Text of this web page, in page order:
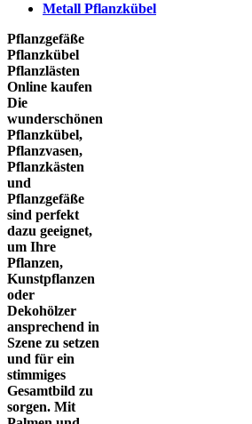
Metall Pflanzkübel
Pflanzgefäße
Pflanzkübel
Pflanzlästen
Online kaufen
Die
wunderschönen
Pflanzkübel,
Pflanzvasen,
Pflanzkästen
und
Pflanzgefäße
sind perfekt
dazu geeignet,
um Ihre
Pflanzen,
Kunstpflanzen
oder
Dekohölzer
ansprechend in
Szene zu setzen
und für ein
stimmiges
Gesamtbild zu
sorgen. Mit